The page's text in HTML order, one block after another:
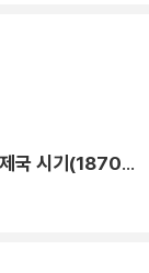
일까지 150년 동
국가가 주택 문제
제국 시기(1870~